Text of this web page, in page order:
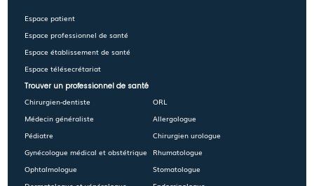
Espace patient
Espace professionnel de santé
Espace établissement de santé
Espace télésecrétariat
Trouver un professionnel de santé
Chirurgien-dentiste
Médecin généraliste
Pédiatre
Gynécologue médical et obstétrique
Ophtalmologue
ORL
Allergologue
Chirurgien urologue
Rhumatologue
Stomatologue